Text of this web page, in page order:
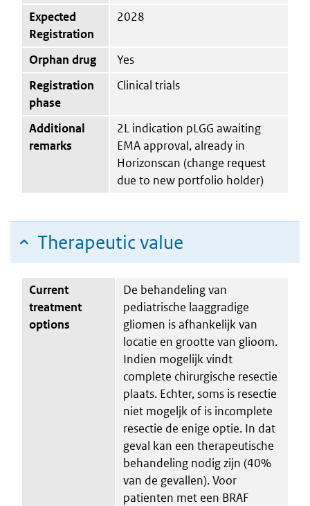
Expected
Registration
2028
Orphan drug
Yes
Registration
phase
Clinical trials
Additional
remarks
2L indication pLGG awaiting
EMA approval, already in
Horizonscan (change request
due to new portfolio holder)
Therapeutic value
Current
treatment
options
De behandeling van
pediatrische laaggradige
gliomen is afhankelijk van
locatie en grootte van glioom.
Indien mogelijk vindt
complete chirurgische resectie
plaats. Echter, soms is resectie
niet mogeljk of is incomplete
resectie de enige optie. In dat
geval kan een therapeutische
behandeling nodig zijn (40%
van de gevallen). Voor
patienten met een BRAF